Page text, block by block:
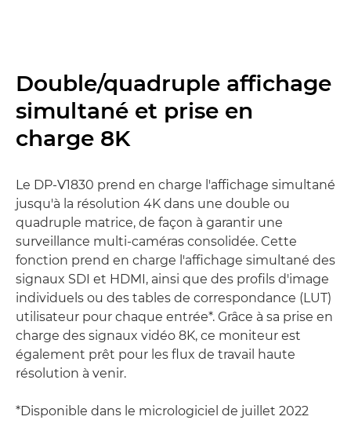
Double/quadruple affichage
simultané et prise en
charge 8K
Le DP-V1830 prend en charge l'affichage simultané
jusqu'à la résolution 4K dans une double ou
quadruple matrice, de façon à garantir une
surveillance multi-caméras consolidée. Cette
fonction prend en charge l'affichage simultané des
signaux SDI et HDMI, ainsi que des profils d'image
individuels ou des tables de correspondance (LUT)
utilisateur pour chaque entrée*. Grâce à sa prise en
charge des signaux vidéo 8K, ce moniteur est
également prêt pour les flux de travail haute
résolution à venir.
*Disponible dans le micrologiciel de juillet 2022